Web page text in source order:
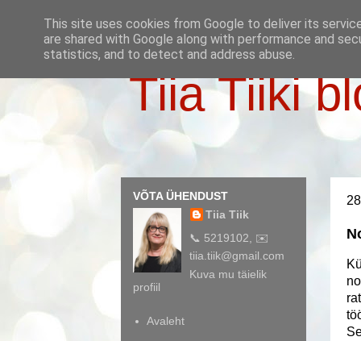
Tiia Tiiki
VÕTA ÜHENDUST
Tiia Tiik
📞 5219102, ✉️
tiia.tiik@gmail.com
Kuva mu täielik
profiil
Avaleht
This site uses cookies from Google to deliver its
are shared with Google along with performance and
statistics, and to detect and address abuse.